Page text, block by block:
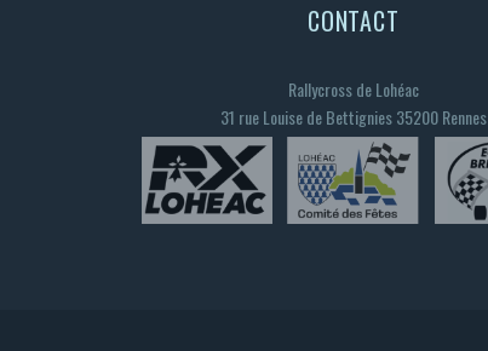
CONTACT
Rallycross de Lohéac
31 rue Louise de Bettignies 35200 Rennes